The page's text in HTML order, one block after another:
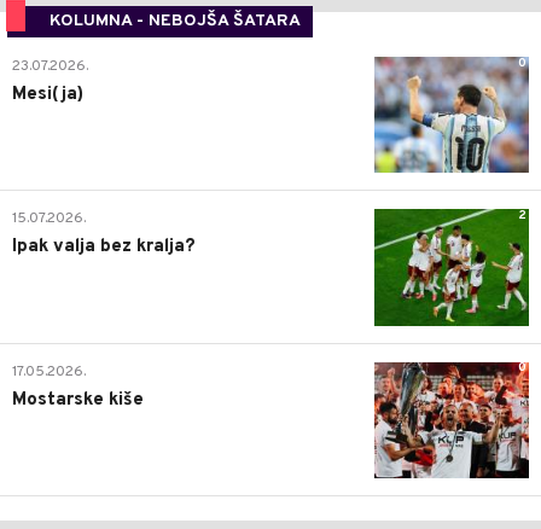
KOLUMNA - NEBOJŠA ŠATARA
0
23.07.2026.
Mesi(ja)
2
15.07.2026.
Ipak valja bez kralja?
0
17.05.2026.
Mostarske kiše